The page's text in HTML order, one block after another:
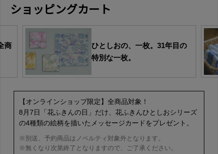
ショッピングカート
商
ひとしおの、一枚。31年目の
特別な一枚。
【オンラインショップ限定】全商品対象！
8月7日「花ふきんの日」だけ、花ふきんひとしおシリーズ
の4種類の絵柄を描いたメッセージカードをプレゼント。
※別送、予約商品はノベルティ対象外となります。
※無くなり次第終了となりますので、ご了承ください。